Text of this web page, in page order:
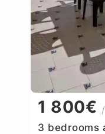
1 800€
3 bedrooms